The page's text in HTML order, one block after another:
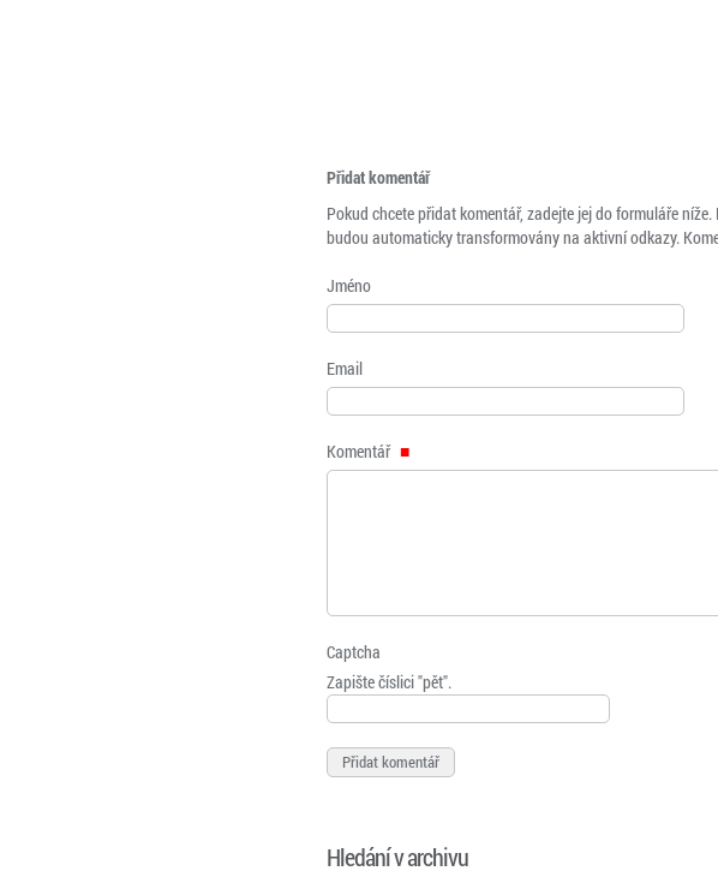
Přidat komentář
Pokud chcete přidat komentář, zadejte jej do formuláře
budou automaticky transformovány na aktivní odkazy.
Jméno
Email
Komentář
Captcha
Zapište číslici "pět".
Hledání v archivu